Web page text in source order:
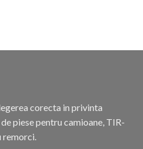
corecta in privinta
piese pentru camioane, TIR-
remorci.